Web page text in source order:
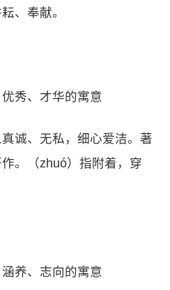
、奉献。
秀、才华的寓意
诚、无私，细心爱洁。著
。（zhuó）指附着，穿
养、志向的寓意